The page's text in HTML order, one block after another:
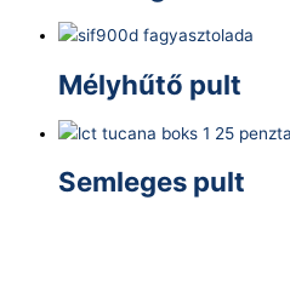
Mélyhűtő pult
Semleges pult